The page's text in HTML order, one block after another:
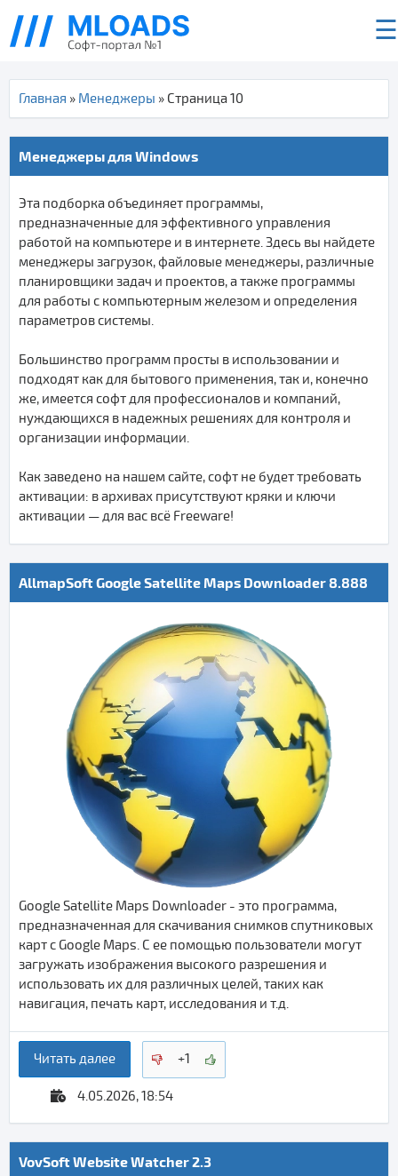
☰
Главная » Менеджеры » Страница 10
Менеджеры для Windows
Эта подборка объединяет программы,
предназначенные для эффективного управления
работой на компьютере и в интернете. Здесь вы найдете
менеджеры загрузок, файловые менеджеры, различные
планировщики задач и проектов, а также программы
для работы с компьютерным железом и определения
параметров системы.
Большинство программ просты в использовании и
подходят как для бытового применения, так и, конечно
же, имеется софт для профессионалов и компаний,
нуждающихся в надежных решениях для контроля и
организации информации.
Как заведено на нашем сайте, софт не будет требовать
активации: в архивах присутствуют кряки и ключи
активации — для вас всё Freeware!
AllmapSoft Google Satellite Maps Downloader 8.888
Google Satellite Maps Downloader - это программа,
предназначенная для скачивания снимков спутниковых
карт с Google Maps. С ее помощью пользователи могут
загружать изображения высокого разрешения и
использовать их для различных целей, таких как
навигация, печать карт, исследования и т.д.
Читать далее +1
4.05.2026, 18:54
VovSoft Website Watcher 2.3